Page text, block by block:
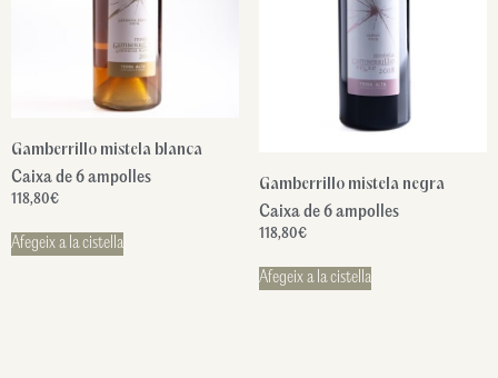
Gamberrillo mistela blanca
Caixa de 6 ampolles
118,80€
Afegeix a la cistella
Gamberrillo mistela negra
Caixa de 6 ampolles
118,80€
Afegeix a la cistella